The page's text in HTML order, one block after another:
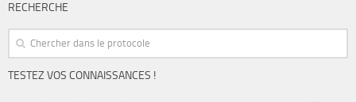
RECHERCHE
TESTEZ VOS CONNAISSANCES !